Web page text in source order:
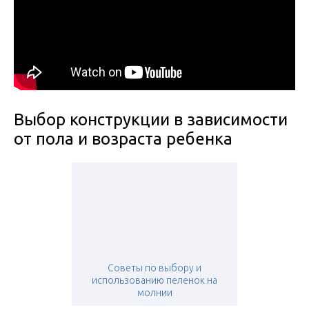
Выбор конструкции в зависимости
от пола и возраста ребенка
Советы по выбору и
использованию пеленок на
молнии